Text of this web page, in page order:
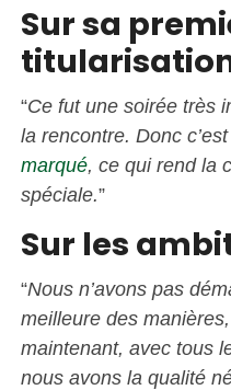
Sur sa
“Ce fut une soirée très
la rencontre. Donc
marqué, ce qui rend la
spéciale.”
Sur les
“Nous n’avons pas
meilleure des
maintenant, avec tous
nous avons la qualité